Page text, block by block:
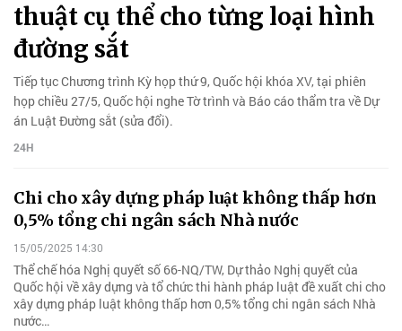
thuật cụ thể cho từng loại hình
đường sắt
Tiếp tục Chương trình Kỳ họp thứ 9, Quốc hội khóa XV, tại phiên
họp chiều 27/5, Quốc hội nghe Tờ trình và Báo cáo thẩm tra về Dự
án Luật Đường sắt (sửa đổi).
24H
Chi cho xây dựng pháp luật không thấp hơn
0,5% tổng chi ngân sách Nhà nước
15/05/2025 14:30
Thể chế hóa Nghị quyết số 66-NQ/TW, Dự thảo Nghị quyết của
Quốc hội về xây dựng và tổ chức thi hành pháp luật đề xuất chi cho
xây dựng pháp luật không thấp hơn 0,5% tổng chi ngân sách Nhà
nước…